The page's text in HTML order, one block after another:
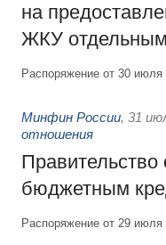
на
ЖКУ отдельным
Распоряжение от 30
Минфин России, 31
отношения
Правительство
бюджетным
Распоряжение от 29